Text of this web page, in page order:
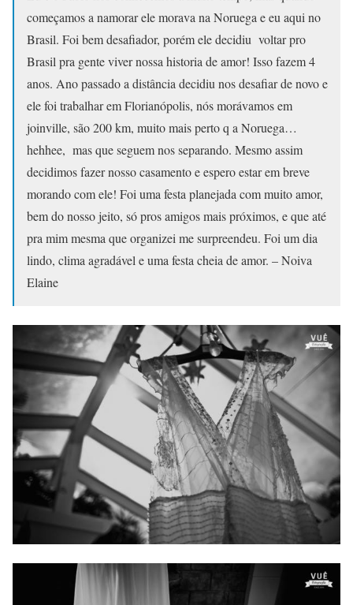
começamos a namorar ele morava na Noruega e eu aqui no
Brasil. Foi bem desafiador, porém ele decidiu voltar pro
Brasil pra gente viver nossa historia de amor! Isso fazem 4
anos. Ano passado a distância decidiu nos desafiar de novo e
ele foi trabalhar em Florianópolis, nós morávamos em
joinville, são 200 km, muito mais perto q a Noruega…
hehhee, mas que seguem nos separando. Mesmo assim
decidimos fazer nosso casamento e espero estar em breve
morando com ele! Foi uma festa planejada com muito amor,
bem do nosso jeito, só pros amigos mais próximos, e que até
pra mim mesma que organizei me surpreendeu. Foi um dia
lindo, clima agradável e uma festa cheia de amor. – Noiva
Elaine